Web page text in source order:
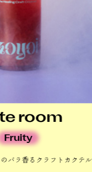
shower
ブ＆スパイスカクテル